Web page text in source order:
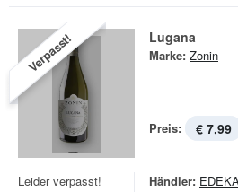
Verpasst! Lugana
Marke: Zonin
Preis: € 7,99
Leider verpasst!
Händler: